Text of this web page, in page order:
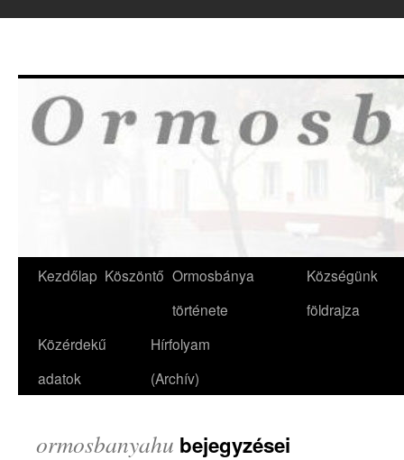
Kezdőlap Köszöntő Ormosbánya
története
Községünk
földrajza
Közérdekű
adatok
Hírfolyam
(Archív)
ormosbanyahu bejegyzései